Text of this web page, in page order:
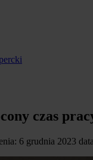
czas
6 grudnia 2023